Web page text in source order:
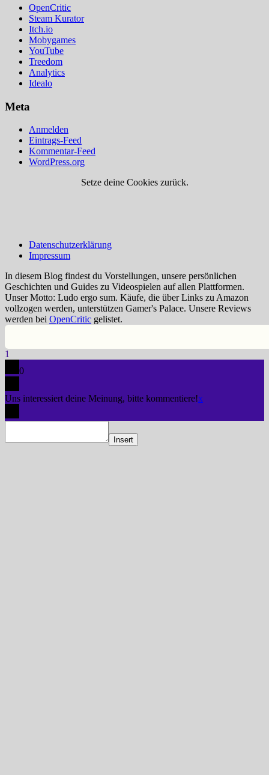
OpenCritic
Steam Kurator
Itch.io
Mobygames
YouTube
Treedom
Analytics
Idealo
Meta
Anmelden
Eintrags-Feed
Kommentar-Feed
WordPress.org
Setze deine Cookies zurück.
Datenschutzerklärung
Impressum
In diesem Blog findest du Vorstellungen, unsere persönlichen
Geschichten und Guides zu Videospielen auf allen Plattformen.
Unser Motto: Ludo ergo sum. Käufe, die über Links zu Amazon
vollzogen werden, unterstützen Gamer's Palace. Unsere Reviews
werden bei OpenCritic gelistet.
1
0
Uns interessiert deine Meinung, bitte kommentiere!x
Insert